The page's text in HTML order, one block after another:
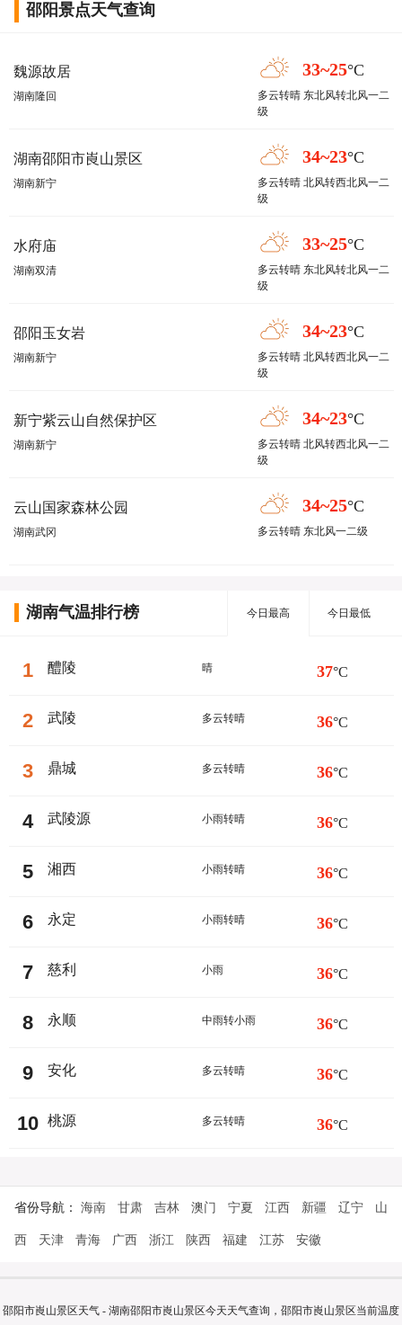
邵阳景点天气查询
魏源故居
湖南隆回
33~25°C
多云转晴 东北风转北风一二
级
湖南邵阳市崀山景区
湖南新宁
34~23°C
多云转晴 北风转西北风一二
级
水府庙
湖南双清
33~25°C
多云转晴 东北风转北风一二
级
邵阳玉女岩
湖南新宁
34~23°C
多云转晴 北风转西北风一二
级
新宁紫云山自然保护区
湖南新宁
34~23°C
多云转晴 北风转西北风一二
级
云山国家森林公园
湖南武冈
34~25°C
多云转晴 东北风一二级
湖南气温排行榜 今日最高 今日最低
1 醴陵 晴 37°C
2 武陵 多云转晴 36°C
3 鼎城 多云转晴 36°C
4 武陵源 小雨转晴 36°C
5 湘西 小雨转晴 36°C
6 永定 小雨转晴 36°C
7 慈利 小雨 36°C
8 永顺 中雨转小雨 36°C
9 安化 多云转晴 36°C
10 桃源 多云转晴 36°C
省份导航： 海南 甘肃 吉林 澳门 宁夏 江西 新疆 辽宁 山
西 天津 青海 广西 浙江 陕西 福建 江苏 安徽
邵阳市崀山景区天气 - 湖南邵阳市崀山景区今天天气查询，邵阳市崀山景区当前温度